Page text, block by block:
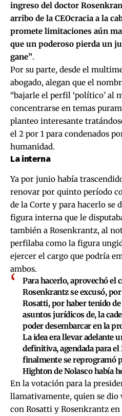
ingreso del doctor
arribo de la CEOcracia a la
promete limitaciones aún
que un poderoso pierda un
gane”.
Por su parte, desde el
abogado, alegan que el
“bajarle el perfil ‘político’ al
concentrarse en temas
planteo interesante
el 2 por 1 para condenados
humanidad.
La interna
Ya por junio había
renovar por quinto período
de la Corte y para hacerlo se
figura interna que le
también a Rosenkrantz, al
perfilaba como la figura
ejercer el cargo que podría
ambos.
Para hacerlo, aprovechó el
Rosenkrantz se excusó,
Rosatti, por haber tenido
asuntos jurídicos de, la
poderdesembarcar en la
La idea era llevar adelante
definitiva, agendada para el
finalmente se reprogramó
Highton de Nolasco había
En la votación para la
llamativamente, quien se dio
con Rosatti y Rosenkrantz